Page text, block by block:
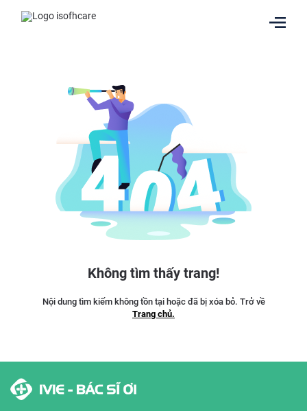
Không tìm thấy trang!
Nội dung tìm kiếm không tồn tại hoặc đã bị xóa bỏ. Trở về
Trang chủ.